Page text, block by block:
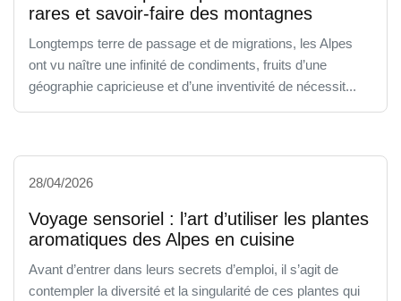
rares et savoir-faire des montagnes
Longtemps terre de passage et de migrations, les Alpes
ont vu naître une infinité de condiments, fruits d’une
géographie capricieuse et d’une inventivité de nécessit...
28/04/2026
Voyage sensoriel : l’art d’utiliser les plantes
aromatiques des Alpes en cuisine
Avant d’entrer dans leurs secrets d’emploi, il s’agit de
contempler la diversité et la singularité de ces plantes qui